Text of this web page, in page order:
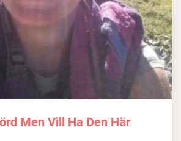
Men Vill Ha Den Här